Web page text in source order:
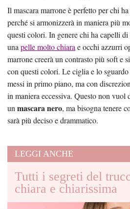
Il mascara marrone è perfetto per chi
perché si armonizzerà in maniera più
questi colori. In genere chi ha capelli di
una pelle molto chiara e occhi azzurri
marrone creerà un contrasto più soft e
con questi colori. Le ciglia e lo
messi in primo piano, ma con
in maniera eccessiva. Questo non vuol
un mascara nero, ma bisogna tenere
sarà più deciso e drammatico.
LEGGI ANCHE
Tutti i segreti del
chiara e chiarissima